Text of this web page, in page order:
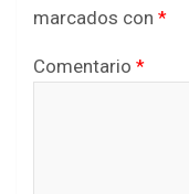
marcados con *
Comentario *